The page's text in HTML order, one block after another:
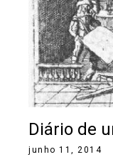
Diário de
junho 11, 2014